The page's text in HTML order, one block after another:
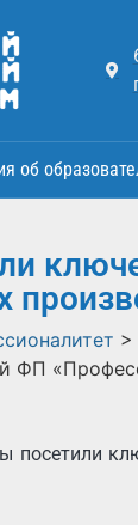
об
>
ФП
посетили